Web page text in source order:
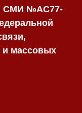
СМИ №AC77-
и массовых